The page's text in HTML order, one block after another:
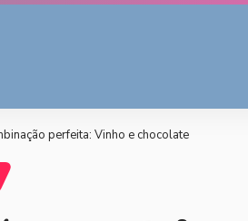
perfeita: Vinho e chocolate